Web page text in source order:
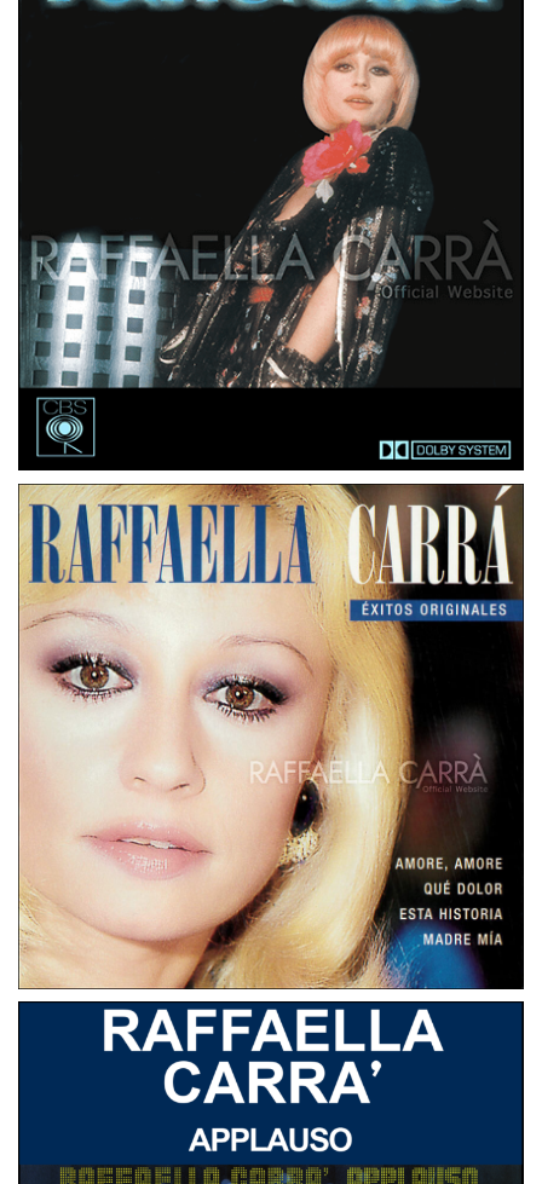
MUSICASSETTE PAESI BASSI
RAFFAELLA
PAESI BASSI
ÉXITOS ORIGINALES